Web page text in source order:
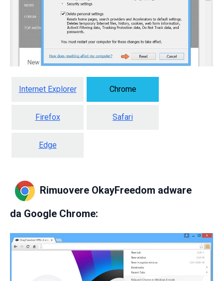
Internet Explorer Chrome
Firefox Safari
Edge
Rimuovere OkayFreedom adware
da Google Chrome: